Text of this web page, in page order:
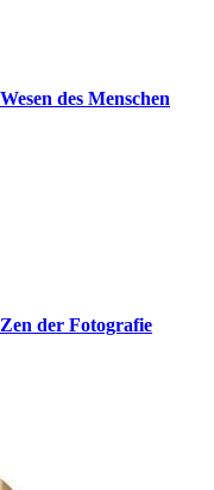
des Menschen
der Fotografie